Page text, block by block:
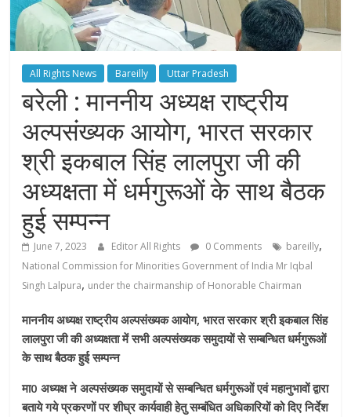
All Rights News Bareilly Uttar Pradesh
बरेली : माननीय अध्यक्ष राष्ट्रीय
अल्पसंख्यक आयोग, भारत सरकार
श्री इकबाल सिंह लालपुरा जी की
अध्यक्षता में धर्मगुरूओं के साथ बैठक
हुई सम्पन्न
June 7, 2023 Editor All Rights 0 Comments bareilly,
National Commission for Minorities Government of India Mr Iqbal
Singh Lalpura, under the chairmanship of Honorable Chairman
माननीय अध्यक्ष राष्ट्रीय अल्पसंख्यक आयोग, भारत सरकार श्री इकबाल सिंह
लालपुरा जी की अध्यक्षता में सभी अल्पसंख्यक समुदायों से सम्बन्धित धर्मगुरूओं
के साथ बैठक हुई सम्पन्न
मा0 अध्यक्ष ने अल्पसंख्यक समुदायों से सम्बन्धित धर्मगुरूओं एवं महानुभावों द्वारा
बताये गये प्रकरणों पर शीघ्र कार्यवाही हेतु सम्बंधित अधिकारियों को दिए निर्देश